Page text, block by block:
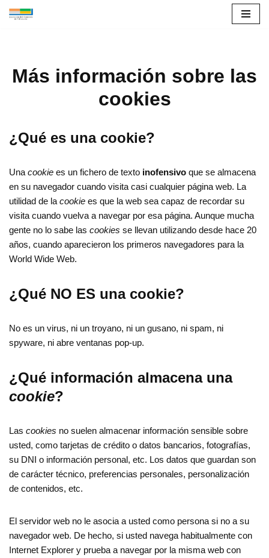
Más información sobre las
cookies
¿Qué es una cookie?
Una cookie es un fichero de texto inofensivo que se almacena
en su navegador cuando visita casi cualquier página web. La
utilidad de la cookie es que la web sea capaz de recordar su
visita cuando vuelva a navegar por esa página. Aunque mucha
gente no lo sabe las cookies se llevan utilizando desde hace 20
años, cuando aparecieron los primeros navegadores para la
World Wide Web.
¿Qué NO ES una cookie?
No es un virus, ni un troyano, ni un gusano, ni spam, ni
spyware, ni abre ventanas pop-up.
¿Qué información almacena una
cookie?
Las cookies no suelen almacenar información sensible sobre
usted, como tarjetas de crédito o datos bancarios, fotografías,
su DNI o información personal, etc. Los datos que guardan son
de carácter técnico, preferencias personales, personalización
de contenidos, etc.
El servidor web no le asocia a usted como persona si no a su
navegador web. De hecho, si usted navega habitualmente con
Internet Explorer y prueba a navegar por la misma web con